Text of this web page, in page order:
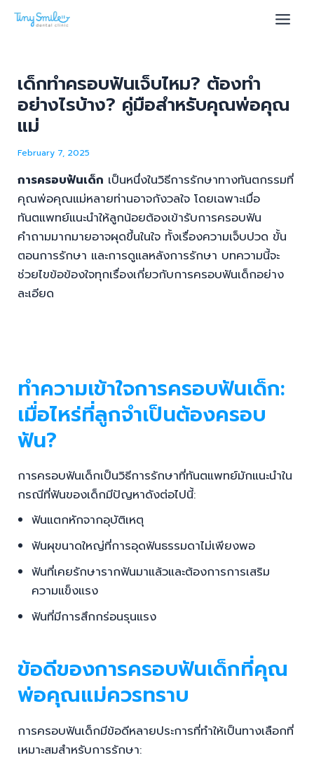
Skip
Main
เด็กทำครอบฟันเจ็บไหม? ต้องทำ
อย่างไรบ้าง? คู่มือสำหรับคุณพ่อคุณ
แม่
February 7, 2025
การครอบฟันเด็ก เป็นหนึ่งในวิธีการรักษาทางทันตกรรมที่
คุณพ่อคุณแม่หลายท่านอาจกังวลใจ โดยเฉพาะเมื่อ
ทันตแพทย์แนะนำให้ลูกน้อยต้องเข้ารับการครอบฟัน
คำถามมากมายอาจผุดขึ้นในใจ ทั้งเรื่องความเจ็บปวด ขั้น
ตอนการรักษา และการดูแลหลังการรักษา บทความนี้จะ
ช่วยไขข้อข้องใจทุกเรื่องเกี่ยวกับการครอบฟันเด็กอย่าง
ละเอียด
ทำความเข้าใจการครอบฟันเด็ก:
เมื่อไหร่ที่ลูกจำเป็นต้องครอบ
ฟัน?
การครอบฟันเด็กเป็นวิธีการรักษาที่ทันตแพทย์มักแนะนำใน
กรณีที่ฟันของเด็กมีปัญหาดังต่อไปนี้:
ฟันแตกหักจากอุบัติเหตุ
ฟันผุขนาดใหญ่ที่การอุดฟันธรรมดาไม่เพียงพอ
ฟันที่เคยรักษารากฟันมาแล้วและต้องการการเสริม
ความแข็งแรง
ฟันที่มีการสึกกร่อนรุนแรง
ข้อดีของการครอบฟันเด็กที่คุณ
พ่อคุณแม่ควรทราบ
การครอบฟันเด็กมีข้อดีหลายประการที่ทำให้เป็นทางเลือกที่
เหมาะสมสำหรับการรักษา:
Post
navigation